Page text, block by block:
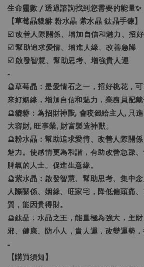
生命靈數 / 透過諮詢找到您需要的能量✨
【草莓晶貔貅 粉水晶 紫水晶 鈦晶手鍊】
☑️ 改善人際關係、增加自信和魅力、招
☑️ 幫助追求愛情、增進人緣、改善急躁
☑️ 啟發智慧、幫助思考、增強貴人運
-
🔮草莓晶：是愛情石之一，招好桃花，
來好姻緣，增加自信和魅力，業務員配戴
🔮貔貅：為招財神獸, 會咬錢給主人, 只
大容財, 旺事業, 財富製造神獸。
🔮粉水晶：幫助追求愛情、改善人際關
魅力。使感情更為和諧，有助改善急躁
脾氣的人士。促進生意緣。
🔮紫水晶：啟發智慧、幫助思考、集中念
人際關係、姻緣、旺家宅，降低偏頭痛
質，能因貴得財。
🔮鈦晶：水晶之王，能量極為強大，主
邪、健康、防小人，貴人運，改變運勢，
-
【購買須知】